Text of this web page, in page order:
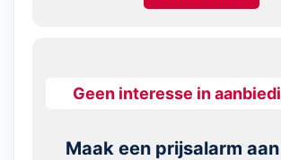
Geen interesse in
Maak een prijsalarm